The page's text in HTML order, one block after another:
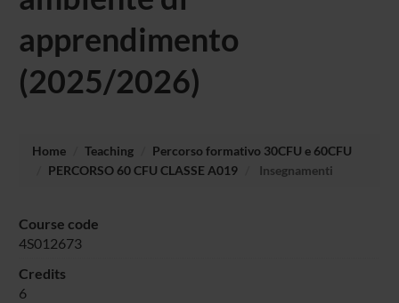
apprendimento
(2025/2026)
Home Teaching
Percorso formativo 30CFU e 60CFU
PERCORSO 60 CFU CLASSE A019
Insegnamenti
Course code
4S012673
Credits
6